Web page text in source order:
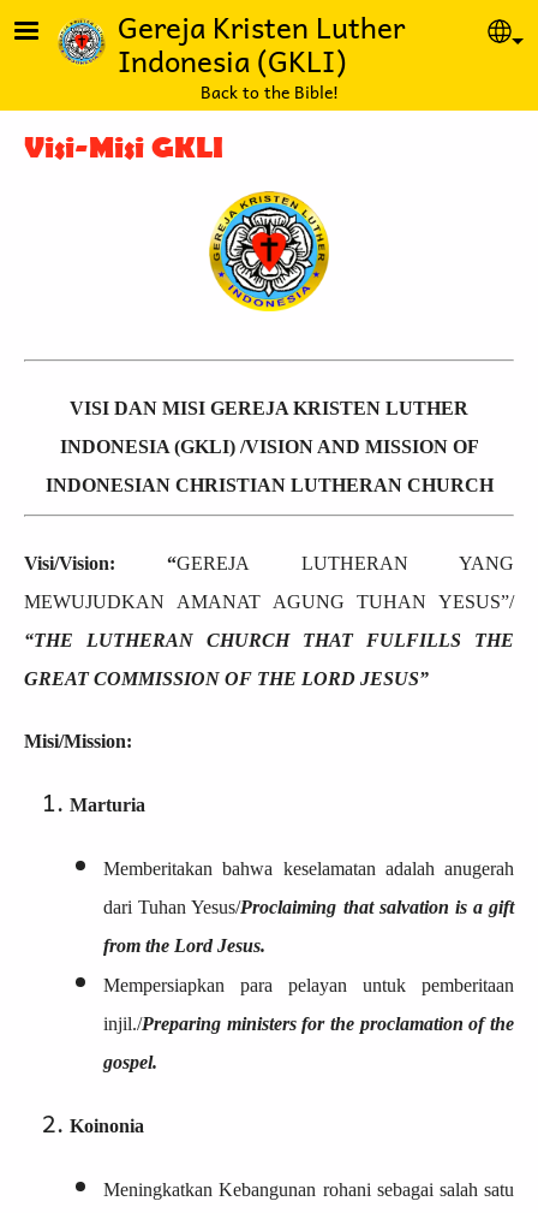
Lompat ke isi utamaGereja Kristen Luther
Indonesia (GKLI)
Back to the Bible!
Visi-Misi GKLI
VISI DAN MISI GEREJA KRISTEN LUTHER
INDONESIA (GKLI) /VISION AND MISSION OF
INDONESIAN CHRISTIAN LUTHERAN CHURCH
Visi/Vision: “GEREJA LUTHERAN YANG
MEWUJUDKAN AMANAT AGUNG TUHAN YESUS”/
“THE LUTHERAN CHURCH THAT FULFILLS THE
GREAT COMMISSION OF THE LORD JESUS”
Misi/Mission:
Marturia
Memberitakan bahwa keselamatan adalah anugerah
dari Tuhan Yesus/Proclaiming that salvation is a gift
from the Lord Jesus.
Mempersiapkan para pelayan untuk pemberitaan
injil./Preparing ministers for the proclamation of the
gospel.
Koinonia
Meningkatkan Kebangunan rohani sebagai salah satu